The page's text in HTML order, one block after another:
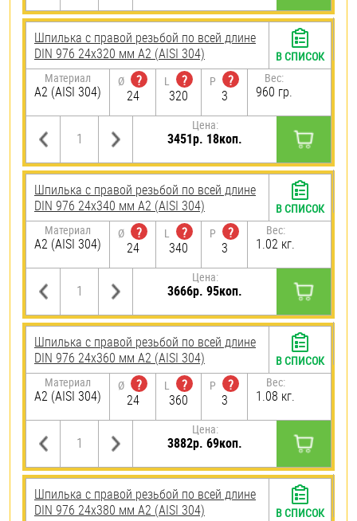
Шпилька с правой резьбой по всей длине
DIN 976 24х320 мм А2 (AISI 304)
Материал
А2 (AISI 304)
Ø
?
24
L
?
320
P
?
3
Вес:
960 гр.
Цена:
3451р. 18коп.
В СПИСОК
Шпилька с правой резьбой по всей длине
DIN 976 24х340 мм А2 (AISI 304)
Материал
А2 (AISI 304)
Ø
?
24
L
?
340
P
?
3
Вес:
1.02 кг.
Цена:
3666р. 95коп.
В СПИСОК
Шпилька с правой резьбой по всей длине
DIN 976 24х360 мм А2 (AISI 304)
Материал
А2 (AISI 304)
Ø
?
24
L
?
360
P
?
3
Вес:
1.08 кг.
Цена:
3882р. 69коп.
В СПИСОК
Шпилька с правой резьбой по всей длине
DIN 976 24х380 мм А2 (AISI 304)
В СПИСОК